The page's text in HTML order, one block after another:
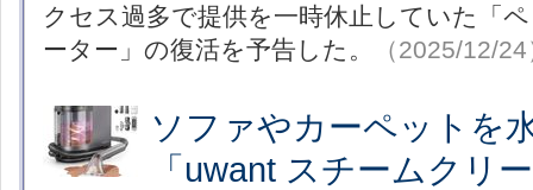
クセス過多で提供を一時休止していた「
ーター」の復活を予告した。
（2025/12/
ソファやカーペットを
「uwant スチームクリ